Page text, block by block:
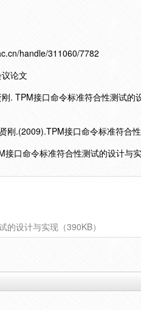
handle/311060/7782
论文
. TPM接口命令标准符合性测试
刚.(2009).TPM接口命令标准符合
接口命令标准符合性测试的设计与
的设计与实现（390KB）